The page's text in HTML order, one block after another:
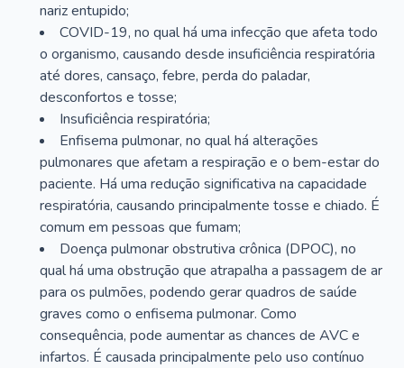
nariz entupido;
COVID-19, no qual há uma infecção que afeta todo
o organismo, causando desde insuficiência respiratória
até dores, cansaço, febre, perda do paladar,
desconfortos e tosse;
Insuficiência respiratória;
Enfisema pulmonar, no qual há alterações
pulmonares que afetam a respiração e o bem-estar do
paciente. Há uma redução significativa na capacidade
respiratória, causando principalmente tosse e chiado. É
comum em pessoas que fumam;
Doença pulmonar obstrutiva crônica (DPOC), no
qual há uma obstrução que atrapalha a passagem de ar
para os pulmões, podendo gerar quadros de saúde
graves como o enfisema pulmonar. Como
consequência, pode aumentar as chances de AVC e
infartos. É causada principalmente pelo uso contínuo